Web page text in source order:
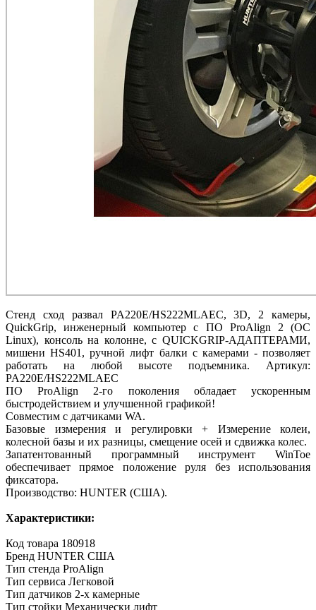
Стенд сход развал PA220E/HS222MLAEC, 3D, 2 камеры,
QuickGrip, инженерный компьютер с ПО ProAlign 2 (ОС
Linux), консоль на колонне, с QUICKGRIP-АДАПТЕРАМИ,
мишени HS401, ручной лифт балки с камерами - позволяет
работать на любой высоте подъемника. Артикул:
PA220E/HS222MLAEC
ПО ProAlign 2-го поколения обладает ускоренным
быстродействием и улучшенной графикой!
Совместим с датчиками WA.
Базовые измерения и регулировки + Измерение колеи,
колесной базы и их разницы, смещение осей и сдвижка колес.
Запатентованный программный инструмент WinToe
обеспечивает прямое положение руля без использования
фиксатора.
Производство: HUNTER (США).
Характеристики:
Код товара 180918
Бренд HUNTER США
Тип стенда ProAlign
Тип сервиса Легковой
Тип датчиков 2-х камерные
Тип стойки Механически лифт